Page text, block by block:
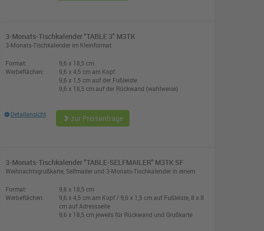
3-Monats-Tischkalender "TABLE 3" M3TK
3-Monats-Tischkalender im Kleinformat
Format:
9,6 x 18,5 cm
Werbeflächen:
9,6 x 4,5 cm am Kopf
9,6 x 1,5 cm auf der Fußleiste
9,6 x 18,5 cm auf der Rückwand (wahlweise)
Detailansicht zur Preisanfrage
3-Monats-Tischkalender "TABLE-SELFMAILER" M3TK SF
Weihnachtsgrußkarte, Selfmailer und 3-Monats-Tischkalender in einem
Format:
9,6 x 18,5 cm
Werbeflächen:
9,6 x 4,5 cm am Kopf / 9,6 x 1,5 cm auf Fußleiste, 8 x 8
cm auf Adressseite
9,6 x 18,5 cm jeweils für Rückwand und Grußkarte